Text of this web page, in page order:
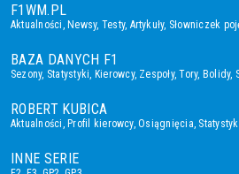
F1WM.PL
Aktualności,Newsy, Testy, Artykuły, Słowniczek
BAZA DANYCH F1
Sezony, Statystyki, Kierowcy, Zespoły,Tory, Bolidy,
ROBERT KUBICA
Aktualności,Profil kierowcy,Osiągnięcia,
INNE SERIE